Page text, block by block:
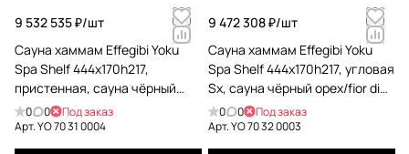
9 532 535 ₽/шт
Сауна хаммам Effegibi Yoku
Spa Shelf 444x170h217,
пристенная, сауна чёрный
орех/calacatta gold extra YO 70
31 0004
0 0
Под заказ
Арт.YO 70 31 0004
9 472 308 ₽/шт
Сауна хаммам Effegibi Yoku
Spa Shelf 444x170h217, угловая
Sx, сауна чёрный орех/fior di
bosco tortora YO 70 32 0003
0 0
Под заказ
Арт.YO 70 32 0003